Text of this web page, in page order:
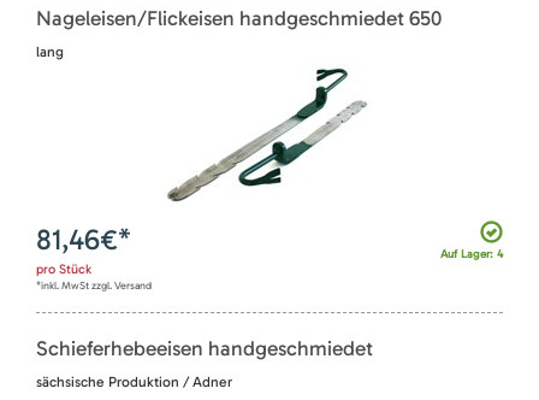
Nageleisen/Flickeisen handgeschmiedet 650
lang
Auf Lager: 4
81,46€*
pro Stück
*inkl. MwSt zzgl. Versand
Schieferhebeeisen handgeschmiedet
sächsische Produktion / Adner